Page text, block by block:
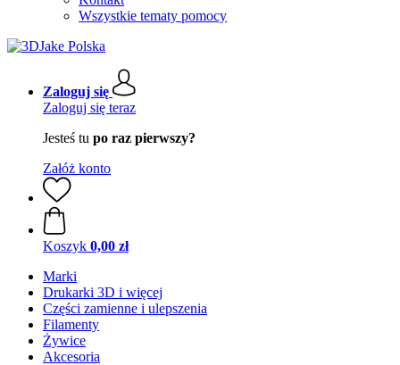
Wszystkie tematy pomocy
Zaloguj się
Zaloguj się teraz
Jesteś tu po raz pierwszy?
Załóż konto
Koszyk 0,00 zł
Marki
Drukarki 3D i więcej
Części zamienne i ulepszenia
Filamenty
Żywice
Akcesoria